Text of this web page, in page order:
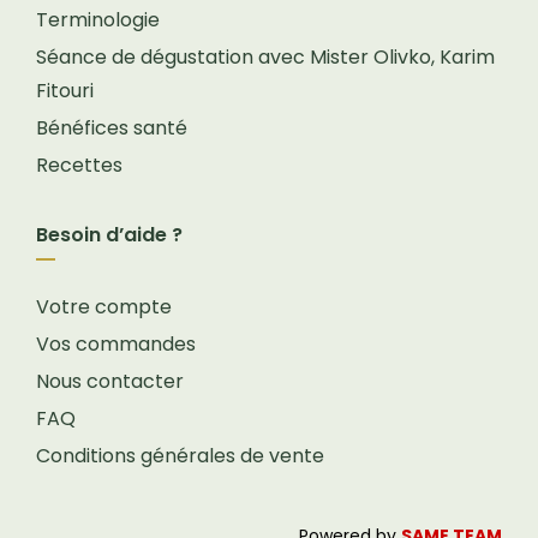
Terminologie
Séance de dégustation avec Mister Olivko, Karim
Fitouri
Bénéfices santé
Recettes
Besoin d’aide ?
Votre compte
Vos commandes
Nous contacter
FAQ
Conditions générales de vente